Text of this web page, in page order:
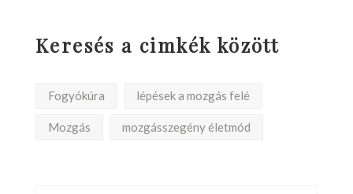
Keresés a cimkék között
Fogyókúra lépések a mozgás felé
Mozgás mozgásszegény életmód